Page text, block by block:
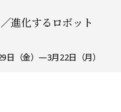
進化するロボット
日（金）—3月22日（月）